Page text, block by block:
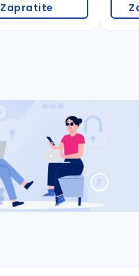
Zapratite